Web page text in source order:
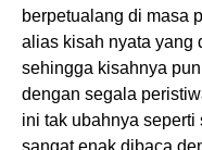
berpetualang di masa
alias kisah nyata yang
sehingga kisahnya
dengan segala
ini tak ubahnya
sangat enak dibaca